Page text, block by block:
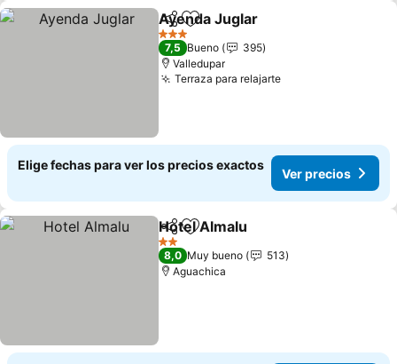
CompartirAgregar a favoritos
Ayenda Juglar
3 Estrellas
7,5 Bueno
395
Valledupar
Terraza para relajarteVer precios
Elige fechas para ver los precios exactos
Ver precios
CompartirAgregar a favoritos
Hotel Almalu
2 Estrellas
8,0 Muy bueno
513
Aguachica